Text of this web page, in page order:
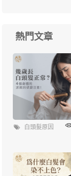
熱門文章
白頭髮原因